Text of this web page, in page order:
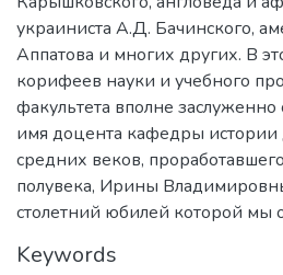
украиниста А.Д. Бачинского,
Аппатова и многих других. В
корифеев науки и учебного
факультета вполне
имя доцента кафедры
средних веков,
полувека, Ирины
столетний юбилей которой мы
Keywords